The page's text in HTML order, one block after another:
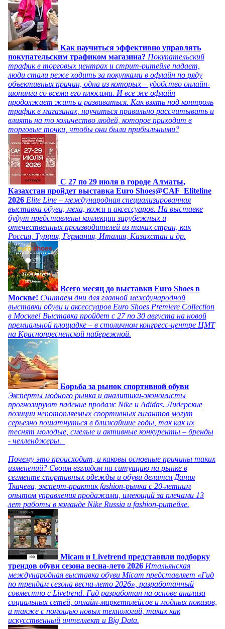
Как научиться эффективно управлять
покупательским трафиком магазина? Покупательский
трафик в торговых центрах и стрит-ритейле падает,
люди стали реже ходить за покупками в офлайн по ряду
объективных причин, одна из которых – удобство онлайн-
шопинга со всеми его плюсами. И все же офлайн
продолжает жить и развиваться. Как взять под контроль
трафик в магазинах, научиться правильно рассчитывать и
влиять на то количество людей, которое приходит в
торговые точки, чтобы они были прибыльными?
C 27 по 29 июля в городе Алматы,
Казахстан пройдет выставка Euro Shoes@CAF_Eliteline
2026 Elite Line – международная специализированная
выставка обуви, меха, кожи и аксессуаров. На выставке
будут представлены коллекции зарубежных и
отечественных производителей из таких стран, как
Россия, Турция, Германия, Италия, Казахстан и др.
Всего месяц до выставки Euro Shoes в
Москве! Считаем дни для главной международной
выставки обуви и аксессуаров Euro Shoes Premiere Collection
в Москве! Выставка пройдет с 27 по 30 августа на новой
премиальной площадке – в столичном конгресс-центре ЦМТ
на Краснопресненской набережной.
Борьба за рынок спортивной обуви
Эксперты модного рынка и аналитики-экономисты
прогнозируют падение продаж Nike и Adidas. Лидерские
позиции непотопляемых спортивных гигантов могут
серьезно пошатнуться в ближайшие годы, так как их
теснят молодые, смелые и активные конкуренты – бренды
- челленджеры.
Почему это происходит, и каковы основные причины таких
изменений? Своим взглядом на ситуацию на рынке в
сегменте спортивных одежды и обуви делится Дания
Ткачева, эксперт-практик fashion-рынка с 20-летним
опытом управления продажами, имеющий за плечами 13
лет работы в команде Nike Russia и fashion-ритейле.
Micam и Livetrend представили подборку
трендов обуви сезона весна-лето 2026 Итальянская
международная выставка обуви Micam представляет «Гид
по трендам сезона весна-лето 2026», разработанный
совместно с Livetrend. Гид разработан на основе анализа
социальных сетей, онлайн-маркетплейсов и модных показов,
а также с помощью новых технологий, таких как
искусственный интеллект и Big Data.